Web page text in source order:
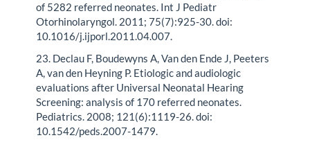
of 5282 referred neonates. Int J Pediatr
Otorhinolaryngol. 2011; 75(7):925-30. doi:
10.1016/j.ijporl.2011.04.007.
23. Declau F, Boudewyns A, Van den Ende J, Peeters
A, van den Heyning P. Etiologic and audiologic
evaluations after Universal Neonatal Hearing
Screening: analysis of 170 referred neonates.
Pediatrics. 2008; 121(6):1119-26. doi:
10.1542/peds.2007-1479.